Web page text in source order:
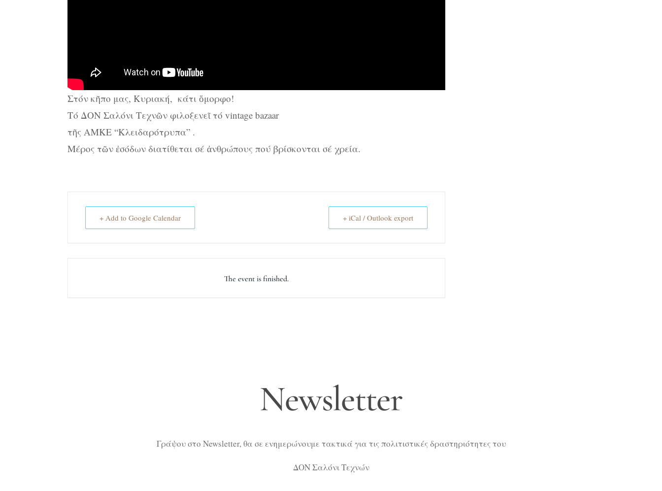
Στόν κῆπο μας, Κυριακή, κάτι ὄμορφο!
Τό ΔΟΝ Σαλόνι Τεχνῶν φιλοξενεῖ τό vintage bazaar
τῆς ΑΜΚΕ “Κλειδαρότρυπα” .
Μέρος τῶν ἐσόδων διατίθεται σέ ἀνθρώπους πού βρίσκονται σέ χρεία.
+ Add to Google Calendar + iCal / Outlook export
The event is finished.
Newsletter
Γράψου στο Newsletter, θα σε ενημερώνουμε τακτικά για τις πολιτιστικές δραστηριότητες του
ΔΟΝ Σαλόνι Τεχνών